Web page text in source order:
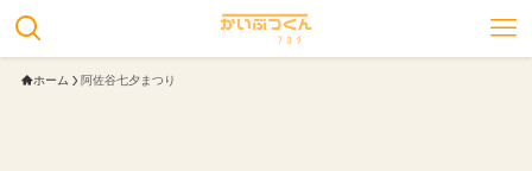
ホーム 阿佐谷七夕まつり